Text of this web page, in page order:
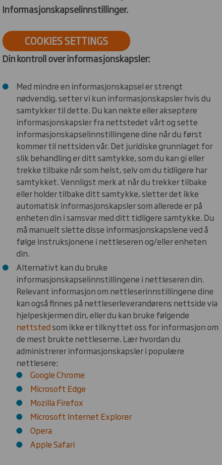
Informasjonskapselinnstillinger.
COOKIES SETTINGS
Din kontroll over informasjonskapsler:
Med mindre en informasjonskapsel er strengt
nødvendig, setter vi kun informasjonskapsler hvis du
samtykker til dette. Du kan nekte eller akseptere
informasjonskapsler fra nettstedet vårt og sette
informasjonskapselinnstillingene dine når du først
kommer til nettsiden vår. Det juridiske grunnlaget for
slik behandling er ditt samtykke, som du kan gi eller
trekke tilbake når som helst, selv om du tidligere har
samtykket. Vennligst merk at når du trekker tilbake
eller holder tilbake ditt samtykke, sletter det ikke
automatisk informasjonskapsler som allerede er på
enheten din i samsvar med ditt tidligere samtykke. Du
må manuelt slette disse informasjonskapslene ved å
følge instruksjonene i nettleseren og/eller enheten
din.
Alternativt kan du bruke
informasjonskapselinnstillingene i nettleseren din.
Relevant informasjon om nettleserinnstillingene dine
kan også finnes på nettleserleverandørens nettside via
hjelpeskjermen din, eller du kan bruke følgende
nettstedsom ikke er tilknyttet oss for informasjon om
de mest brukte nettleserne. Lær hvordan du
administrerer informasjonskapsler i populære
nettlesere:
Google Chrome
Microsoft Edge
Mozilla Firefox
Microsoft Internet Explorer
Opera
Apple Safari